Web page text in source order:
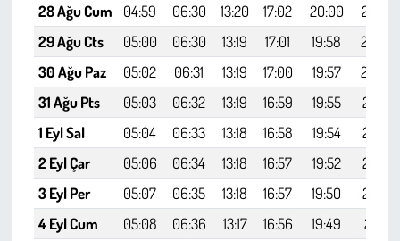
28 Ağu Cum
04:59 06:30 13:20 17:02 20:00
21:24
29 Ağu Cts
05:00 06:30 13:19 17:01 19:58
21:22
30 Ağu Paz
05:02 06:31 13:19 17:00 19:57
21:20
31 Ağu Pts
05:03 06:32 13:19 16:59 19:55
21:19
1 Eyl Sal
05:04 06:33 13:18 16:58 19:54
21:17
2 Eyl Çar
05:06 06:34 13:18 16:57 19:52
21:15
3 Eyl Per
05:07 06:35 13:18 16:57 19:50
21:13
4 Eyl Cum
05:08 06:36 13:17 16:56 19:49
21:11